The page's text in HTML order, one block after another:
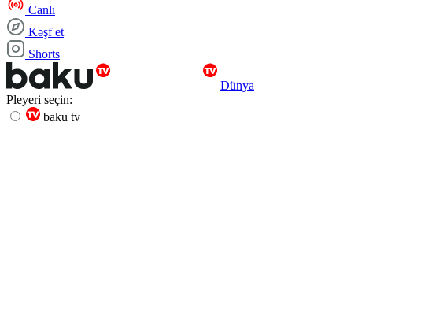
Canlı
Kəşf et
Shorts
Dünya
Pleyeri seçin:
baku tv